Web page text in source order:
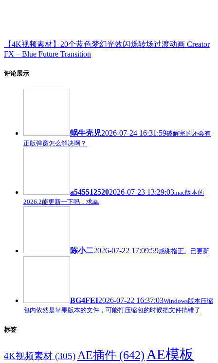
【4K视频素材】20个蓝色梦幻光效闪烁转场过渡动画 Creator
FX – Blue Future Transition
评论展示
蜗牛壳児2026-07-24 16:31:59破解完的还会有
正版弹窗怎么解决啊？
a5455125202026-07-23 13:29:03mac版本的
2026.2能更新一下吗，求🙏
陈小二2026-07-22 17:09:59感谢指正。已更新
BG4FEI2026-07-22 16:37:03Windows版本压缩
包内依然是苹果版本的文件，可能打压缩包的时候把文件搞错了
标签
4K视频素材 (305)AE插件 (642) AE模板